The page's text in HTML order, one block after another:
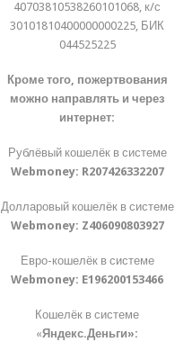
40703810538260101068, к/с
30101810400000000225, БИК
044525225
Кроме того, пожертвования
можно направлять и через
интернет:
Рублёвый кошелёк в системе
Webmoney: R207426332207
Долларовый кошелёк в системе
Webmoney: Z406090803927
Евро-кошелёк в системе
Webmoney: E196200153466
Кошелёк в системе
«Яндекс.Деньги»: